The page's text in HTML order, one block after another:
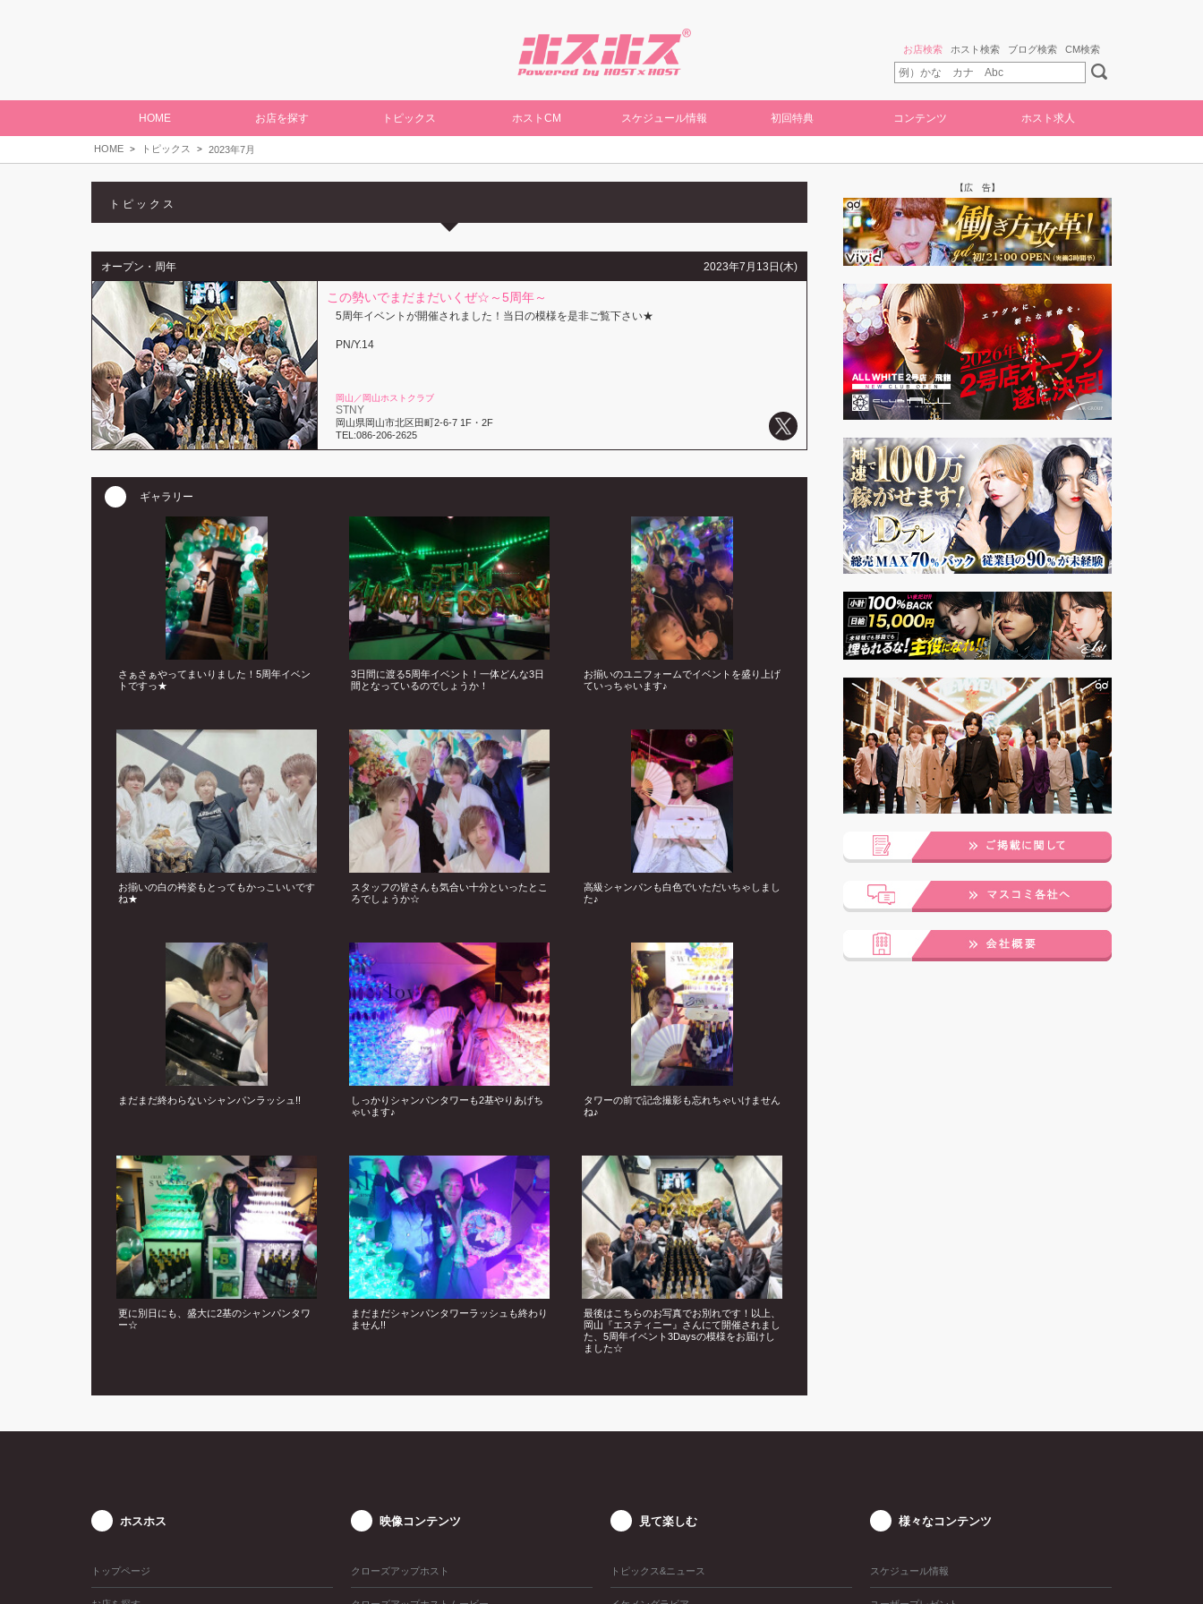
お店検索 ホスト検索 ブログ検索 CM検索
HOME お店を探す トピックス ホストCM スケジュール情報 初回特典 コンテンツ ホスト求人
HOME トピックス 2023年7月
トピックス
オープン・周年 2023年7月13日(木)
この勢いでまだまだいくぜ☆～5周年～
5周年イベントが開催されました！当日の模様を是非ご覧下さい★
PN/Y.14
岡山／岡山ホストクラブ
STNY
岡山県岡山市北区田町2-6-7 1F・2F
TEL:086-206-2625
ギャラリー
さぁさぁやってまいりました！5周年イベン
トですっ★
3日間に渡る5周年イベント！一体どんな3日
間となっているのでしょうか！
お揃いのユニフォームでイベントを盛り上げ
ていっちゃいます♪
お揃いの白の袴姿もとってもかっこいいです
ね★
スタッフの皆さんも気合い十分といったとこ
ろでしょうか☆
高級シャンパンも白色でいただいちゃしまし
た♪
まだまだ終わらないシャンパンラッシュ!!
しっかりシャンパンタワーも2基やりあげち
ゃいます♪
タワーの前で記念撮影も忘れちゃいけません
ね♪
更に別日にも、盛大に2基のシャンパンタワ
ー☆
まだまだシャンパンタワーラッシュも終わり
ません!!
最後はこちらのお写真でお別れです！以上、
岡山『エスティニー』さんにて開催されまし
た、5周年イベント3Daysの模様をお届けし
ました☆
【広 告】
ホスホス
トップページ
映像コンテンツ
クローズアップホスト
見て楽しむ
トピックス&ニュース
様々なコンテンツ
スケジュール情報